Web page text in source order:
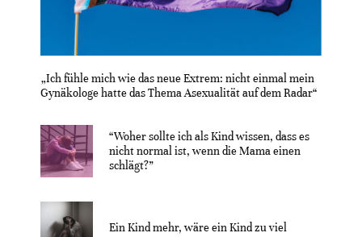
„Ich fühle mich wie das neue Extrem: nicht einmal mein
Gynäkologe hatte das Thema Asexualität auf dem Radar“
“Woher sollte ich als Kind wissen, dass es
nicht normal ist, wenn die Mama einen
schlägt?”
Ein Kind mehr, wäre ein Kind zu viel